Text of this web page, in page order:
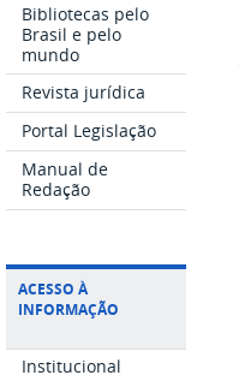
Bibliotecas pelo
Brasil e pelo
mundo
Revista jurídica
Portal Legislação
Manual de
Redação
ACESSO À
INFORMAÇÃO
Institucional